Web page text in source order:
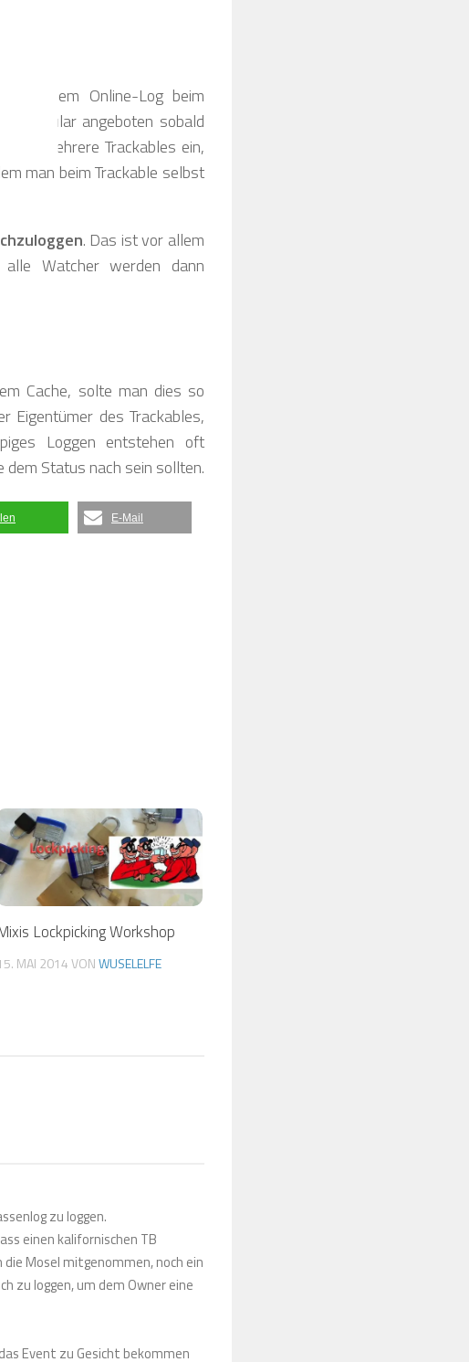
mit dem Online-Log beim
Formular angeboten sobald
mehrere Trackables ein,
man beim Trackable selbst
. Das ist vor allem
Watcher werden dann
Cache, solte man dies so
Eigentümer des Trackables,
Loggen entstehen oft
Status nach sein sollten.
E-Mail
Lockpicking Workshop
MAI 2014VONWUSELELFE
zu loggen.
einen kalifornischen TB
Mosel mitgenommen, noch ein
zu loggen, um dem Owner eine
Event zu Gesicht bekommen